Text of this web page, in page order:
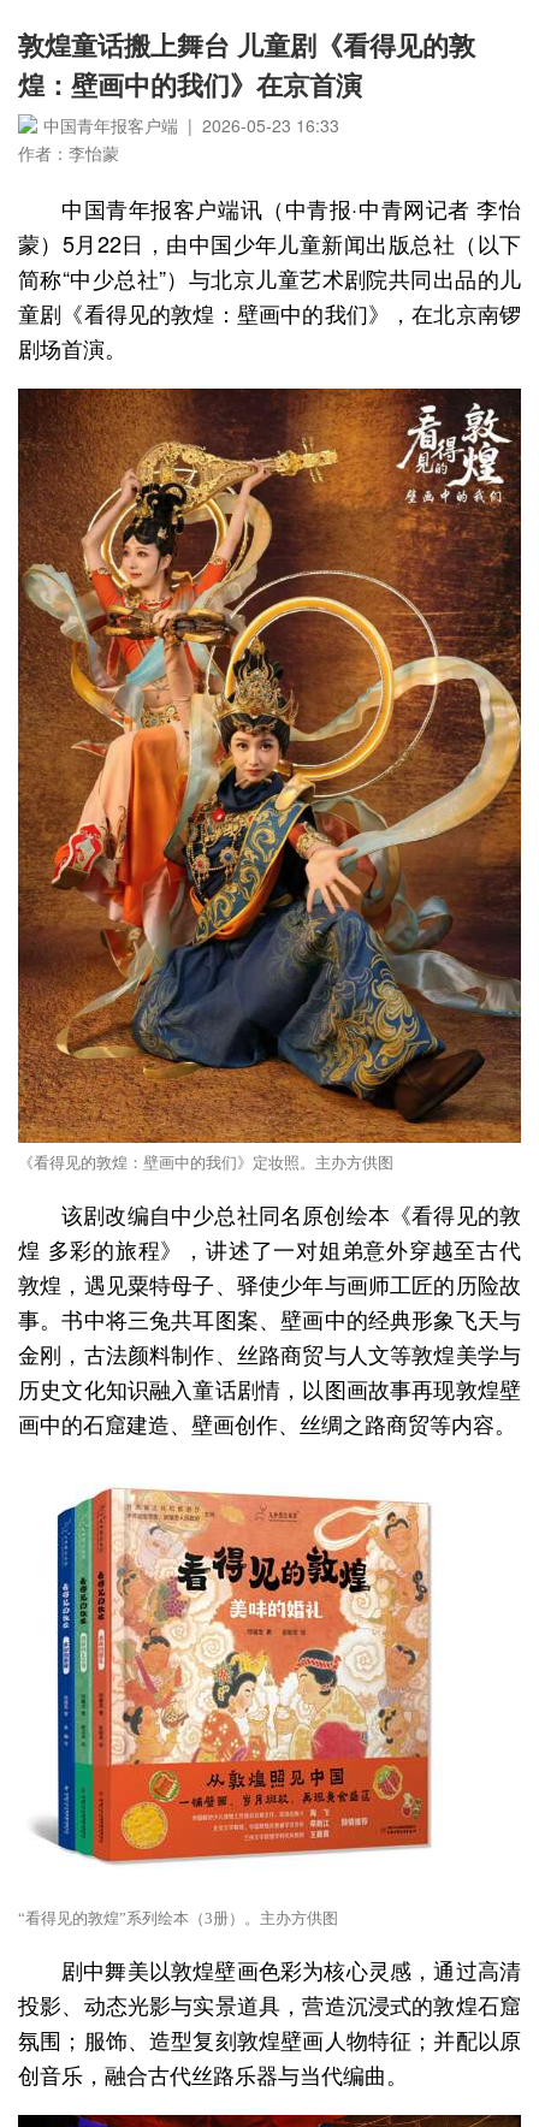
敦煌童话搬上舞台 儿童剧《看得见的敦
煌：壁画中的我们》在京首演
中国青年报客户端 | 2026-05-23 16:33
作者：李怡蒙
中国青年报客户端讯（中青报·中青网记者 李怡
蒙）5月22日，由中国少年儿童新闻出版总社（以下
简称“中少总社”）与北京儿童艺术剧院共同出品的儿
童剧《看得见的敦煌：壁画中的我们》，在北京南锣
剧场首演。
《看得见的敦煌：壁画中的我们》定妆照。主办方供图
该剧改编自中少总社同名原创绘本《看得见的敦
煌 多彩的旅程》，讲述了一对姐弟意外穿越至古代
敦煌，遇见粟特母子、驿使少年与画师工匠的历险故
事。书中将三兔共耳图案、壁画中的经典形象飞天与
金刚，古法颜料制作、丝路商贸与人文等敦煌美学与
历史文化知识融入童话剧情，以图画故事再现敦煌壁
画中的石窟建造、壁画创作、丝绸之路商贸等内容。
“看得见的敦煌”系列绘本（3册）。主办方供图
剧中舞美以敦煌壁画色彩为核心灵感，通过高清
投影、动态光影与实景道具，营造沉浸式的敦煌石窟
氛围；服饰、造型复刻敦煌壁画人物特征；并配以原
创音乐，融合古代丝路乐器与当代编曲。